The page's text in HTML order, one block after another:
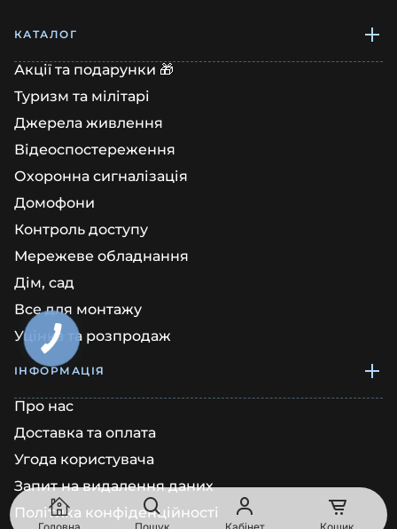
КАТАЛОГ
Акції та подарунки 🎁
Туризм та мілітарі
Джерела живлення
Відеоспостереження
Охоронна сигналізація
Домофони
Контроль доступу
Мережеве обладнання
Дім, сад
Все для монтажу
Уцінка та розпродаж
ІНФОРМАЦІЯ
Про нас
Доставка та оплата
Угода користувача
Запит на видалення даних
Політика конфіденційності